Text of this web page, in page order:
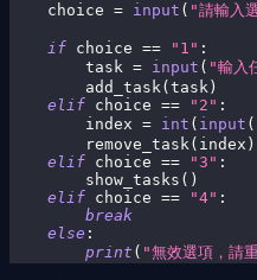
    choice
= input ( "請輸入
if choice == "1" :
        task
= input ( "輸入
        add_task
( task )
elif choice == "2" :
        index
= int ( input (
        remove_task
( index )
elif choice == "3" :
        show_tasks
( )
elif choice == "4" :
break
else :
print ( "無效選項，請